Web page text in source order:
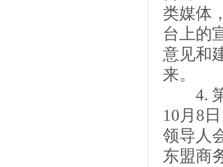
类媒体
台上的
意见和
来。
4. 第
10月8
领导人
东盟商